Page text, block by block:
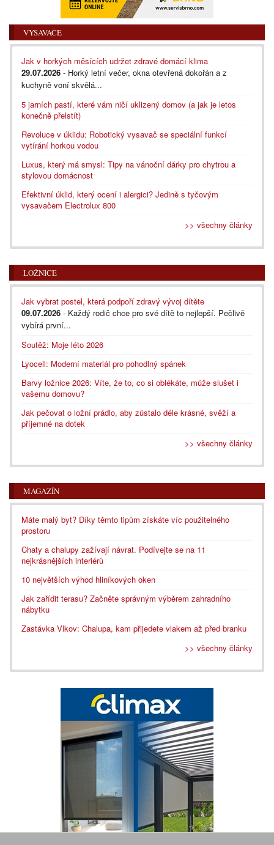
VYSAVAČE
Jak v horkých měsících udržet zdravé domácí klima
29.07.2026 - Horký letní večer, okna otevřená dokořán a z
kuchyně voní skvělá...
5 jarních pastí, které vám ničí uklizený domov (a jak je letos
konečně přelstít)
Revoluce v úklidu: Robotický vysavač se speciální funkcí
vytírání horkou vodou
Luxus, který má smysl: Tipy na vánoční dárky pro chytrou a
stylovou domácnost
Efektivní úklid, který ocení i alergici? Jedině s tyčovým
vysavačem Electrolux 800
>> všechny články
LOŽNICE
Jak vybrat postel, která podpoří zdravý vývoj dítěte
09.07.2026 - Každý rodič chce pro své dítě to nejlepší. Pečlivě
vybírá první...
Soutěž: Moje léto 2026
Lyocell: Moderní materiál pro pohodlný spánek
Barvy ložnice 2026: Víte, že to, co si oblékáte, může slušet i
vašemu domovu?
Jak pečovat o ložní prádlo, aby zůstalo déle krásné, svěží a
příjemné na dotek
>> všechny články
MAGAZÍN
Máte malý byt? Díky těmto tipům získáte víc použitelného
prostoru
Chaty a chalupy zažívají návrat. Podívejte se na 11
nejkrásnějších interiérů
10 největších výhod hliníkových oken
Jak zařídit terasu? Začněte správným výběrem zahradního
nábytku
Zastávka Vlkov: Chalupa, kam přijedete vlakem až před branku
>> všechny články